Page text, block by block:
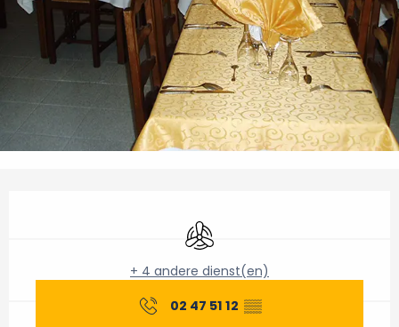
Met airco
+ 4 andere dienst(en)
02 47 51 12 ▒▒